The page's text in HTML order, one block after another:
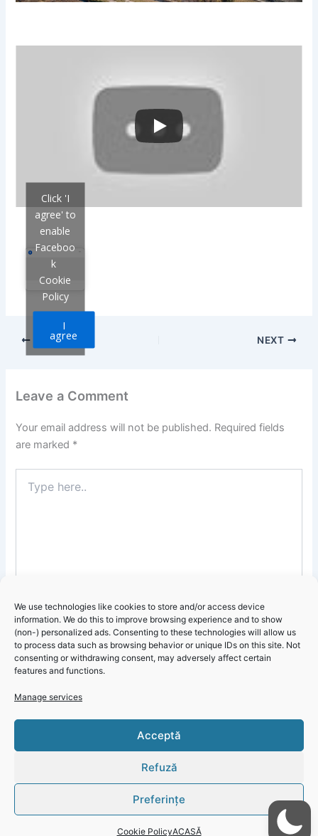
We use technologies like cookies to store and/or access device
information. We do this to improve browsing experience and to show
(non-) personalized ads. Consenting to these technologies will allow us
to process data such as browsing behavior or unique IDs on this site. Not
consenting or withdrawing consent, may adversely affect certain
features and functions.
Manage services
Acceptă
Refuză
Preferințe
Cookie PolicyACASĂ
Click 'I
agree' to
enable
Faceboo
k
Cookie
Policy
I
agree
PREVIOUS NEXT
Leave a Comment
Your email address will not be published. Required fields
are marked *
here..
Name